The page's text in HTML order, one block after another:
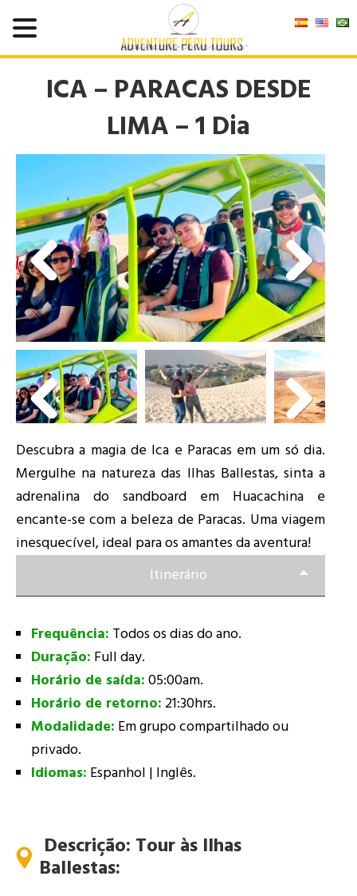
ICA – PARACAS DESDE
LIMA – 1 Dia
Descubra a magia de Ica e Paracas em um só dia.
Mergulhe na natureza das Ilhas Ballestas, sinta a
adrenalina do sandboard em Huacachina e
encante-se com a beleza de Paracas. Uma viagem
inesquecível, ideal para os amantes da aventura!
Itinerário
Frequência: Todos os dias do ano.
Duração: Full day.
Horário de saída:05:00am.
Horário de retorno: 21:30hrs.
Modalidade: Em grupo compartilhado ou
privado.
Idiomas: Espanhol | Inglês.
Descrição: Tour às Ilhas
Ballestas: